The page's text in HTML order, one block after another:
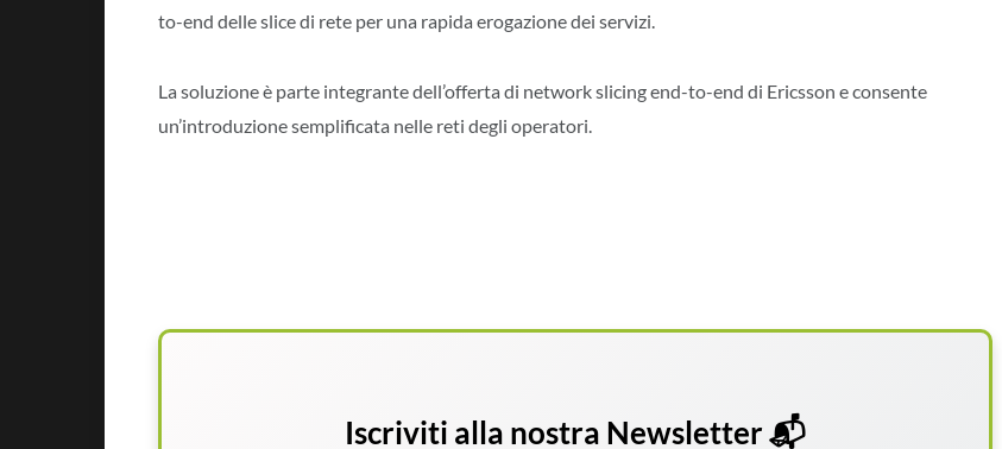
to-end delle slice di rete per una rapida erogazione dei servizi.
La soluzione è parte integrante dell’offerta di network slicing end-to-end di Ericsson e consente
un’introduzione semplificata nelle reti degli operatori.
Iscriviti alla nostra Newsletter 📬